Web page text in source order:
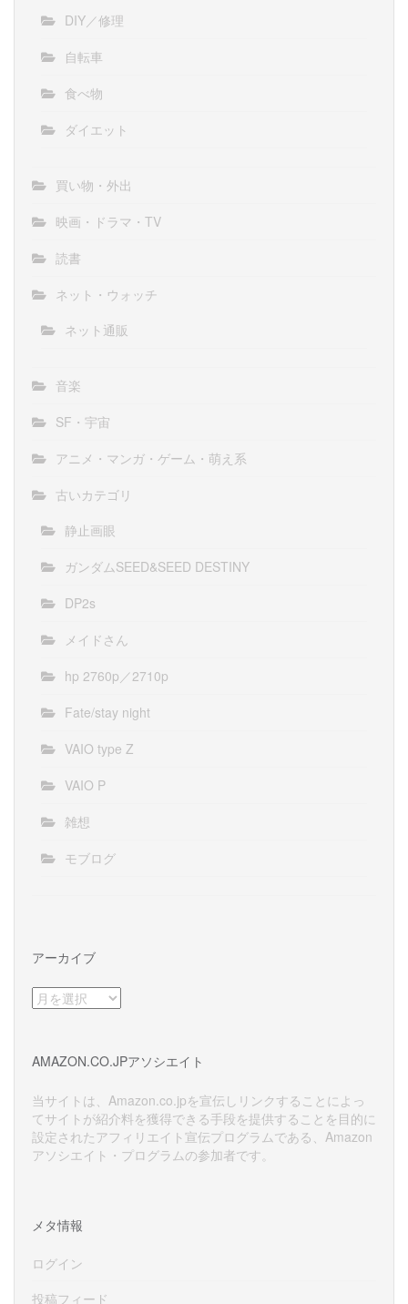
DIY／修理
自転車
食べ物
ダイエット
買い物・外出
映画・ドラマ・TV
読書
ネット・ウォッチ
ネット通販
音楽
SF・宇宙
アニメ・マンガ・ゲーム・萌え系
古いカテゴリ
静止画眼
ガンダムSEED&SEED DESTINY
DP2s
メイドさん
hp 2760p／2710p
Fate/stay night
VAIO type Z
VAIO P
雑想
モブログ
アーカイブ
ア
ー
ブ
AMAZON.CO.JPアソシエイト
当サイトは、Amazon.co.jpを宣伝しリンクすることによっ
てサイトが紹介料を獲得できる手段を提供することを目的に
設定されたアフィリエイト宣伝プログラムである、Amazon
アソシエイト・プログラムの参加者です。
メタ情報
ログイン
投稿フィード